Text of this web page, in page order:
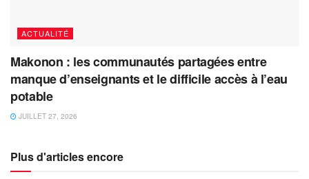
ACTUALITÉ
Makonon : les communautés partagées entre
manque d’enseignants et le difficile accès à l’eau
potable
JUILLET 27, 2026
Plus d'articles encore